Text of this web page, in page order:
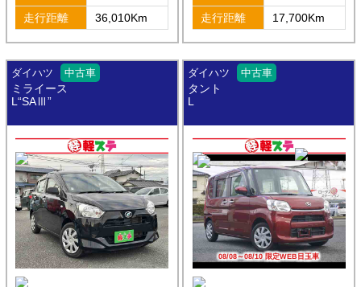
走行距離
36,010Km
走行距離
17,700Km
ダイハツ 中古車
ミライース
L“SAⅢ”
ダイハツ 中古車
タント
L
08/08～08/10 限定WEB目玉車